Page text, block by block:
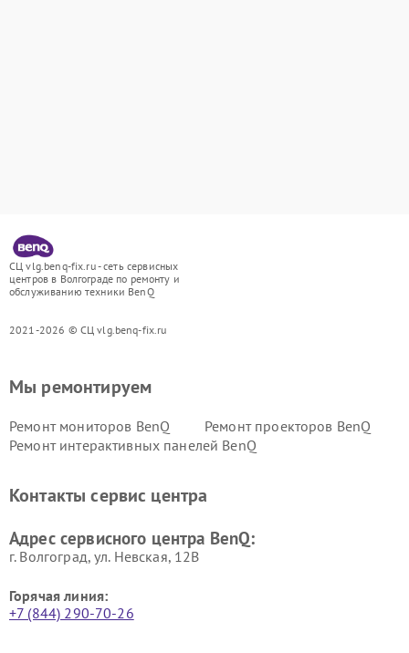
СЦ vlg.benq-fix.ru - сеть сервисных
центров в Волгограде по ремонту и
обслуживанию техники BenQ
2021-2026 © СЦ vlg.benq-fix.ru
Мы ремонтируем
Ремонт мониторов BenQ
Ремонт проекторов BenQ
Ремонт интерактивных панелей BenQ
Контакты сервис центра
Адрес сервисного центра BenQ:
г. Волгоград, ул. Невская, 12В
Горячая линия:
+7 (844) 290-70-26